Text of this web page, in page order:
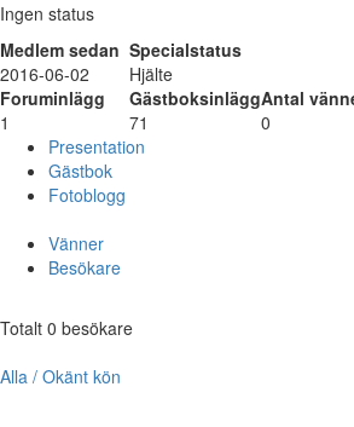
Ingen status
Medlem sedan Specialstatus
2016-06-02
Hjälte
Foruminlägg
GästboksinläggAntal
1
71
0
Presentation
Gästbok
Fotoblogg
Vänner
Besökare
Totalt 0 besökare
Alla / Okänt kön